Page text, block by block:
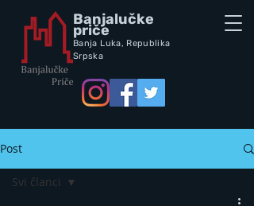
Banjalučke
priče
Banja Luka, Republika
Srpska
Post
Svi članci